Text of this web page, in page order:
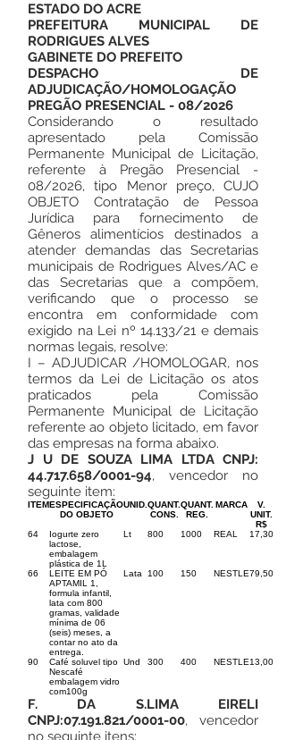
ESTADO DO ACRE
PREFEITURA MUNICIPAL DE
RODRIGUES ALVES
GABINETE DO PREFEITO
DESPACHO DE
ADJUDICAÇÃO/HOMOLOGAÇÃO
PREGÃO PRESENCIAL - 08/2026
Considerando o resultado
apresentado pela Comissão
Permanente Municipal de Licitação,
referente à Pregão Presencial -
08/2026, tipo Menor preço, CUJO
OBJETO Contratação de Pessoa
Jurídica para fornecimento de
Gêneros alimentícios destinados a
atender demandas das Secretarias
municipais de Rodrigues Alves/AC e
das Secretarias que a compõem,
verificando que o processo se
encontra em conformidade com
exigido na Lei nº 14.133/21 e demais
normas legais, resolve:
I – ADJUDICAR /HOMOLOGAR, nos
termos da Lei de Licitação os atos
praticados pela Comissão
Permanente Municipal de Licitação
referente ao objeto licitado, em favor
das empresas na forma abaixo.
J U DE SOUZA LIMA LTDA CNPJ:
44.717.658/0001-94, vencedor no
seguinte item:
ITEMESPECIFICAÇÃO
DO OBJETO
UNID. QUANT.
CONS.
QUANT.
REG.
MARCA
V.
UNIT.
R$
64
Iogurte zero
lactose,
embalagem
plástica de 1L
Lt 800 1000 REAL 17,30
66
LEITE EM PÓ
APTAMIL 1,
formula infantil,
lata com 800
gramas, validade
mínima de 06
(seis) meses, a
contar no ato da
entrega.
Lata 100 150 NESTLE79,50
90
Café soluvel tipo
Nescafé
embalagem vidro
com100g
Und 300 400 NESTLE13,00
F. DA S.LIMA EIRELI
CNPJ:07.191.821/0001-00, vencedor
no seguinte itens: